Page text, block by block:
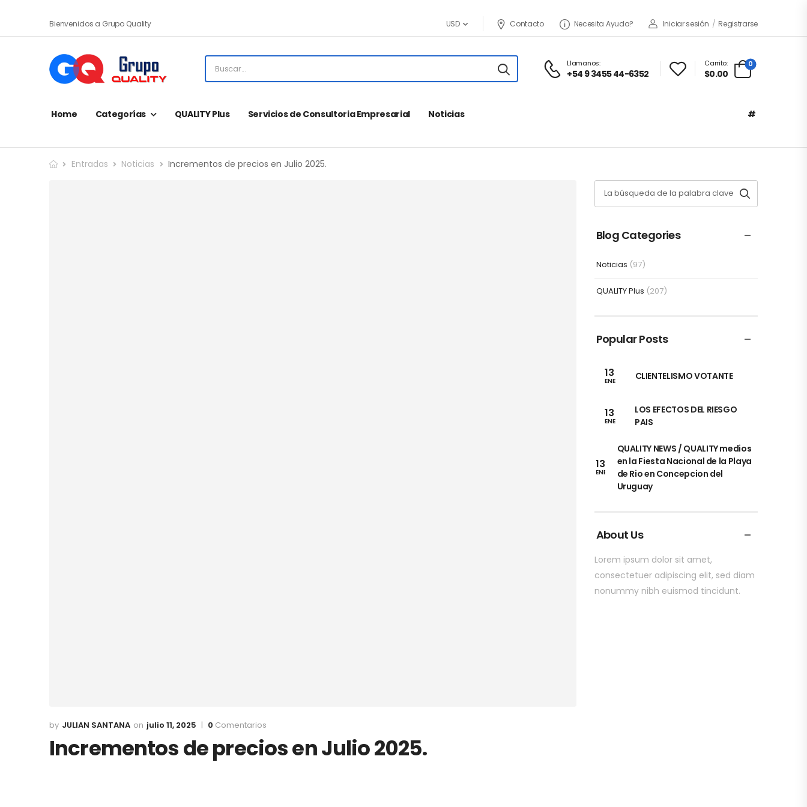
Bienvenidos a Grupo Quality USD Contacto Necesita Ayuda? Iniciar sesión / Registrarse
Llamanos:
+54 9 3455 44-6352
Carrito:
$0.00
0
Home Categorías QUALITY Plus Servicios de Consultoria Empresarial Noticias #
Entradas Noticias Incrementos de precios en Julio 2025.
JULIAN SANTANA julio 11, 2025 0 Comentarios
Incrementos de precios en Julio 2025.
Blog Categories
Noticias (97)
QUALITY Plus (207)
Popular Posts
13
ENE CLIENTELISMO VOTANTE
13
ENE
LOS EFECTOS DEL RIESGO
PAIS
13
ENE
QUALITY NEWS / QUALITY medios
en la Fiesta Nacional de la Playa
de Rio en Concepcion del
Uruguay
About Us
Lorem ipsum dolor sit amet,
consectetuer adipiscing elit, sed diam
nonummy nibh euismod tincidunt.